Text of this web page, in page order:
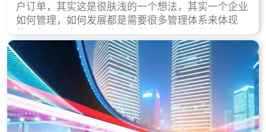
户订单，其实这是很肤浅的一个想法，其实一个企业
如何管理，如何发展都是需要很多管理体系来体现
的，每天都会有不同的企业创立，但是我们如何去证
实一个企业的合法，有质量保证了？这就是ISO9001
认证体现价值的时候，那么键锋小编就来细说下企业
做ISO9001认证的根本原因。